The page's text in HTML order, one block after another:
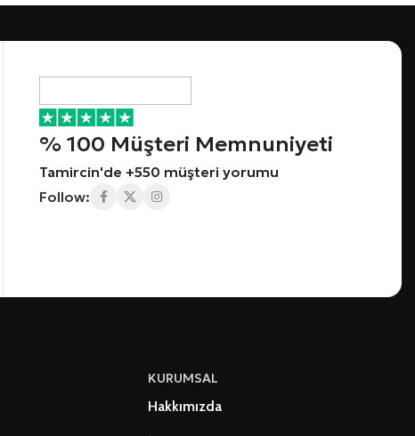
% 100 Müşteri Memnuniyeti
Tamircin'de +550 müşteri yorumu
Follow:
KURUMSAL
Hakkımızda